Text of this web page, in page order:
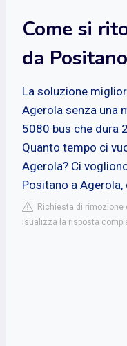
Come si
da
La soluzione
Agerola senza una
5080 bus che dura
Quanto tempo ci
Agerola? Ci
Positano a
Richiesta di rimozione
isualizza la risposta